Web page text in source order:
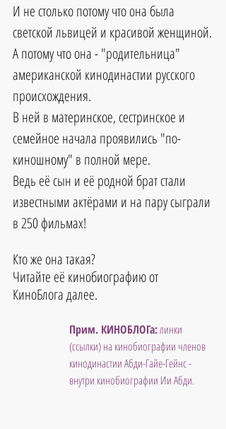
И не столько потому что она была
светской львицей и красивой женщиной.
А потому что она - "родительница"
американской кинодинастии русского
происхождения.
В ней в материнское, сестринское и
семейное начала проявились "по-
киношному" в полной мере.
Ведь её сын и её родной брат стали
известными актёрами и на пару сыграли
в 250 фильмах!
Кто же она такая?
Читайте её кинобиографию от
КиноБлога далее.
Прим. КИНОБЛОГа: линки
(ссылки) на кинобиографии членов
кинодинастии Абди-Гайе-Гейнс -
внутри кинобиографии Ии Абди.